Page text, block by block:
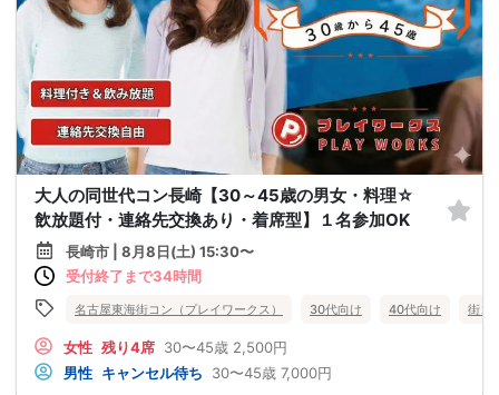
大人の同世代コン長崎【30～45歳の男女・料理☆
飲放題付・連絡先交換あり・着席型】１名参加OK
長崎市 | 8月8日(土) 15:30〜
受付終了まで34時間
名古屋東海街コン（プレイワークス） 30代向け 40代向け 街コ
女性 残り4席 30〜45歳 2,500円
男性 キャンセル待ち 30〜45歳 7,000円